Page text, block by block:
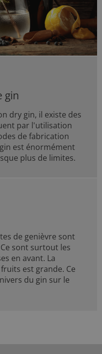
gin
dry gin, il existe des
par l'utilisation
de fabrication
est énormément
plus de limites.
de genièvre sont
sont surtout les
en avant. La
est grande. Ce
du gin sur le